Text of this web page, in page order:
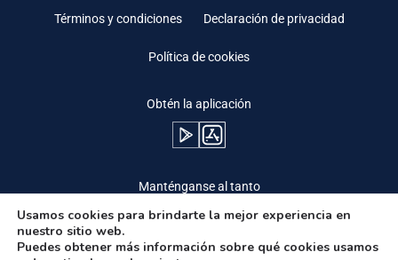
Términos y condiciones Declaración de privacidad
Política de cookies
Obtén la aplicación
Manténganse al tanto
Usamos cookies para brindarte la mejor experiencia en
nuestro sitio web.
Puedes obtener más información sobre qué cookies usamos